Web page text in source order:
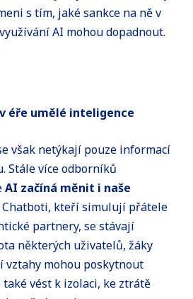
s tím, jaké sankce na ně v
AI mohou dopadnout.
éře umělé inteligence
však netýkají pouze informací
Stále více odborníků
AI začíná měnit i naše
Chatboti, kteří simulují přátele
partnery, se stávají
některých uživatelů, žáky
vztahy mohou poskytnout
vést k izolaci, ke ztrátě